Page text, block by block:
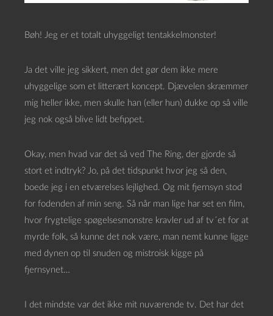
Bøh! Jeg er et totalt uhyggeligt tentakkelmonster!
Ja det ville jeg sikkert, men det gør dem ikke mere
uhyggelige som et litterært koncept. Djævelen skræmmer
mig heller ikke, men skulle han (eller hun) dukke op så ville
jeg nok også blive lidt befippet.
Okay, men hvad var det så ved The Ring, der gjorde så
stort et indtryk? Jo, på det tidspunkt hvor jeg så den,
boede jeg i en etværelses lejlighed. Og mit fjernsyn stod
for fodenden af min seng. Så når man lige har set en film,
hvor frygtelige spøgelsesmonstre kravler ud af tv´et for at
myrde folk, så kunne det nok være, man nemt kunne ligge
med dynen op til snuden og mistroisk kigge på
fjernsynet…
I det mindste var det ikke mit nuværende tv. Det har det